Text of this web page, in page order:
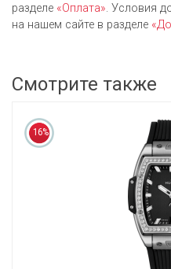
разделе «Оплата». Условия
на нашем сайте в разделе
Смотрите также
16%